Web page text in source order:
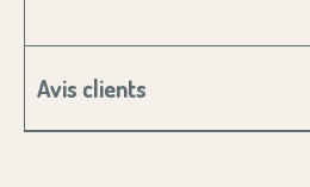
Avis clients